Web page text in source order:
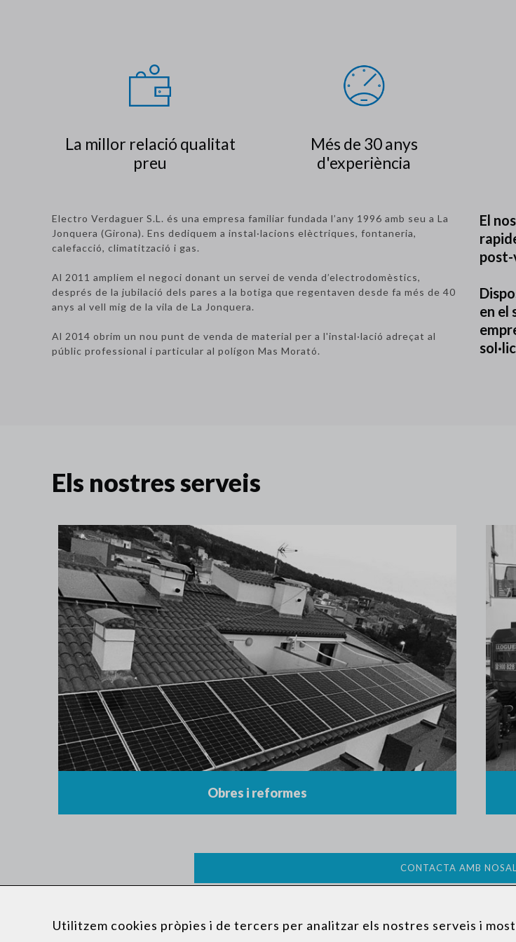
La millor relació qualitat
preu
Més de 30 anys
d'experiència
Electro Verdaguer S.L. és una empresa familiar fundada l’any 1996 amb seu a La
Jonquera (Girona). Ens dediquem a instal·lacions elèctriques, fontaneria,
calefacció, climatització i gas.
Al 2011 ampliem el negoci donant un servei de venda d’electrodomèstics,
després de la jubilació dels pares a la botiga que regentaven desde fa més de 40
anys al vell mig de la vila de La Jonquera.
Al 2014 obrim un nou punt de venda de material per a l'instal·lació adreçat al
públic professional i particular al polígon Mas Morató.
El
en el
Els nostres serveis
Obres i reformes
CONTACTA AMB
Utilitzem cookies pròpies i de tercers per analitzar els nostres serveis i